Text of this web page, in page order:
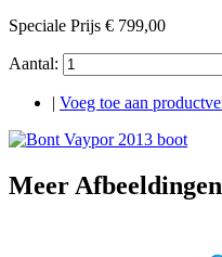
Speciale Prijs € 799,00
Aantal:
Voeg toe aan
Meer Afbeeldingen